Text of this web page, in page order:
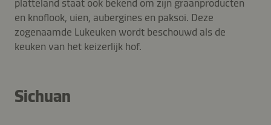
platteland staat ook bekend om zijn graanproducten
en knoflook, uien, aubergines en paksoi. Deze
zogenaamde Lukeuken wordt beschouwd als de
keuken van het keizerlijk hof.
Sichuan